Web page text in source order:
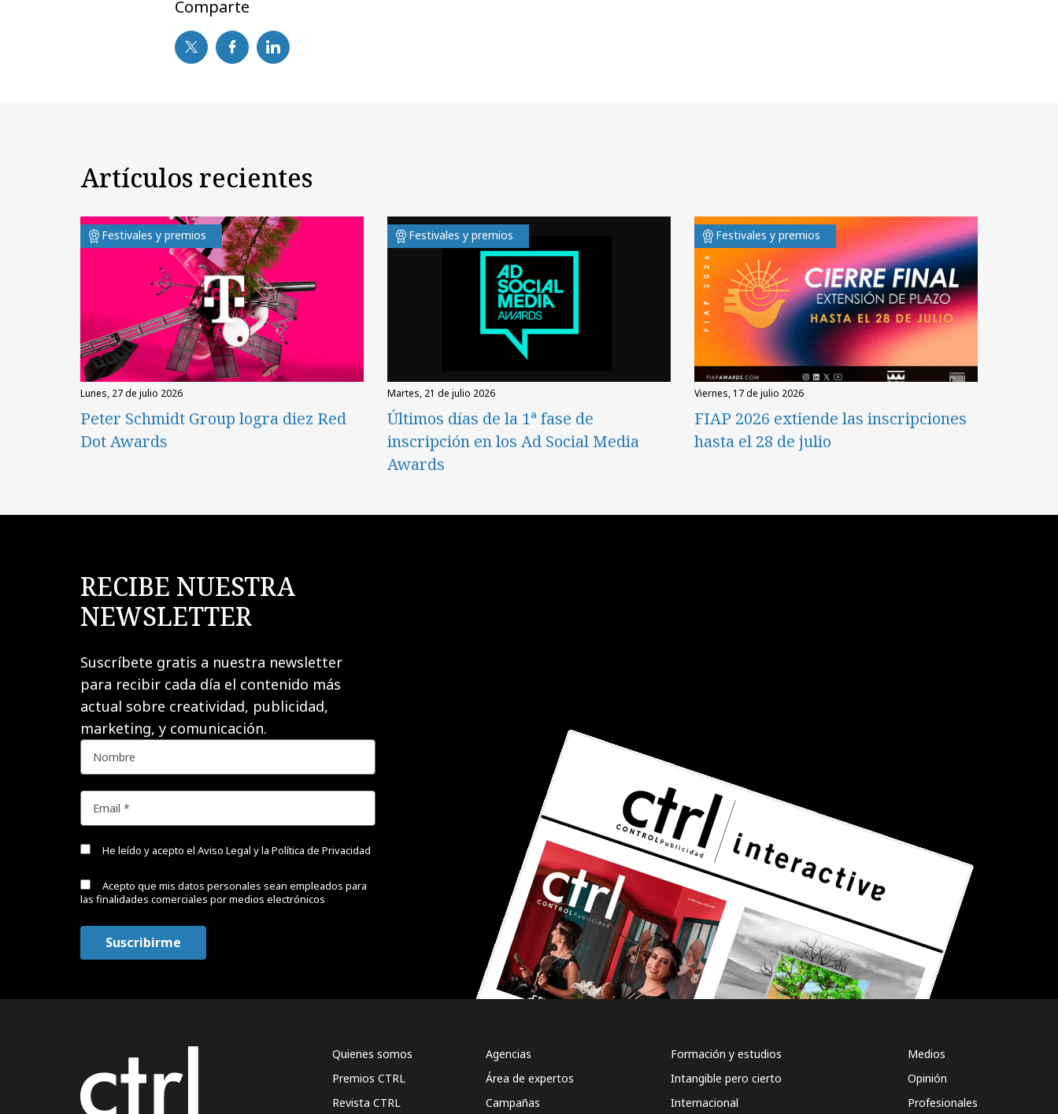
Comparte
Artículos recientes
Festivales y premios
lunes, 27 de julio 2026
Peter Schmidt Group logra diez Red
Dot Awards
Festivales y premios
martes, 21 de julio 2026
Últimos días de la 1ª fase de
inscripción en los Ad Social Media
Awards
Festivales y premios
viernes, 17 de julio 2026
FIAP 2026 extiende las inscripciones
hasta el 28 de julio
RECIBE NUESTRA
NEWSLETTER
Suscríbete gratis a nuestra newsletter
para recibir cada día el contenido más
actual sobre creatividad, publicidad,
marketing, y comunicación.
He leído y acepto el Aviso Legal y la Política de Privacidad
Acepto que mis datos personales sean empleados para
las finalidades comerciales por medios electrónicos
Quienes somos
Premios CTRL
Revista CTRL
Agencias
Área de expertos
Campañas
Formación y estudios
Intangible pero cierto
Internacional
Medios
Opinión
Profesionales